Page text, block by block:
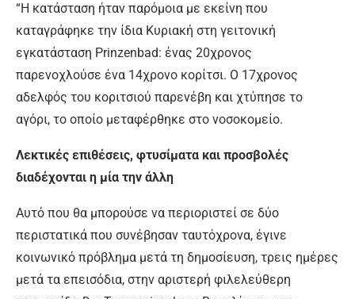
“Η κατάσταση ήταν παρόμοια με εκείνη που
καταγράφηκε την ίδια Κυριακή στη γειτονική
εγκατάσταση Prinzenbad: ένας 20χρονος
παρενοχλούσε ένα 14χρονο κορίτσι. Ο 17χρονος
αδελφός του κοριτσιού παρενέβη και χτύπησε το
αγόρι, το οποίο μεταφέρθηκε στο νοσοκομείο.
Λεκτικές επιθέσεις, φτυσίματα και προσβολές
διαδέχονται η μία την άλλη
Αυτό που θα μπορούσε να περιοριστεί σε δύο
περιστατικά που συνέβησαν ταυτόχρονα, έγινε
κοινωνικό πρόβλημα μετά τη δημοσίευση, τρεις ημέρες
μετά τα επεισόδια, στην αριστερή φιλελεύθερη